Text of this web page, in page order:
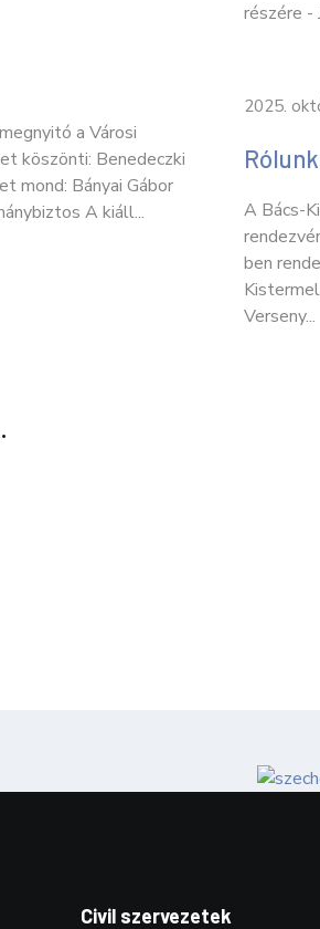
részére -
a Városi
köszönti: Benedeczki
mond: Bányai Gábor
A kiáll...
2025.
Rólunk
A Bács-
ben
Verseny...
Civil szervezetek